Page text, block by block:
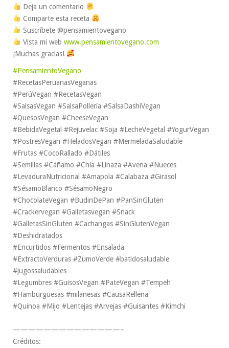
Deja un comentario
Comparte esta receta
Suscríbete @pensamientovegano
Vista mi web www.pensamientovegano.com
¡Muchas gracias!
#PensamientoVegano
#RecetasPeruanasVeganas
#PerúVegan #RecetasVegan
#SalsasVegan #SalsaPollería #SalsaDashiVegan
#QuesosVegan #CheeseVegan
#BebidaVegetal #Rejuvelac #Soja #LecheVegetal #YogurVegan
#PostresVegan #HeladosVegan #MermeladaSaludable
#Frutas #CocoRallado #Dátiles
#Semillas #Cáñamo #Chía #Linaza #Avena #Nueces
#LevaduraNutricional #Amapola #Calabaza #Girasol
#SésamoBlanco #SésamoNegro
#ChocolateVegan #BudinDePan #PanSinGluten
#Crackervegan #Galletasvegan #Snack
#GalletasSinGluten #Cachangas #SinGlutenVegan
#Deshidratados
#Encurtidos #Fermentos #Ensalada
#ExtractoVerduras #ZumoVerde #batidosaludable
#jugossaludables
#Legumbres #GuisosVegan #PateVegan #Tempeh
#Hamburguesas #milanesas #CausaRellena
#Quinoa #Mijo #Lentejas #Arvejas #Guisantes #Kimchi
——————————————–
Créditos: